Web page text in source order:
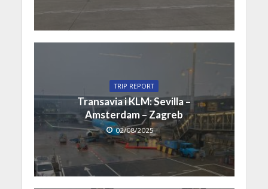
TRIP REPORT
Transavia i KLM: Sevilla –
Amsterdam – Zagreb
02/08/2025